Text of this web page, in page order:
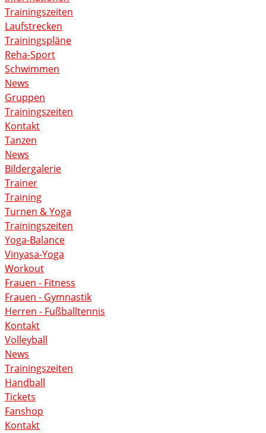
Trainingszeiten
Laufstrecken
Trainingspläne
Reha-Sport
Schwimmen
News
Gruppen
Trainingszeiten
Kontakt
Tanzen
News
Bildergalerie
Trainer
Training
Turnen & Yoga
Trainingszeiten
Yoga-Balance
Vinyasa-Yoga
Workout
Frauen - Fitness
Frauen - Gymnastik
Herren - Fußballtennis
Kontakt
Volleyball
News
Trainingszeiten
Handball
Tickets
Fanshop
Kontakt